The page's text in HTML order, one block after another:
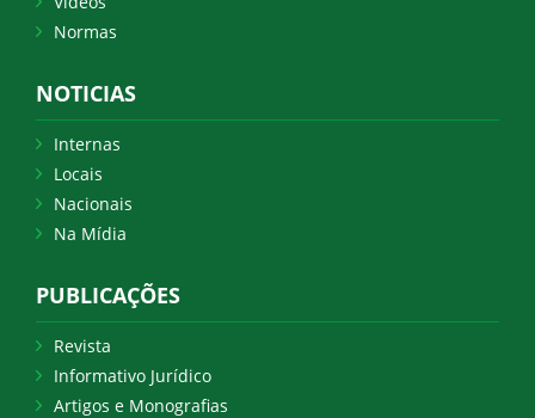
Normas
NOTICIAS
Internas
Locais
Nacionais
Na Mídia
PUBLICAÇÕES
Revista
Informativo Jurídico
Artigos e Monografias